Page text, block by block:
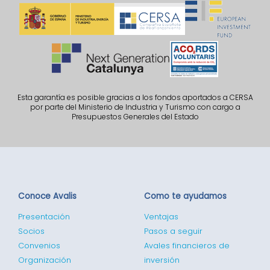
Esta garantía es posible gracias a los fondos aportados a CERSA
por parte del Ministerio de Industria y Turismo con cargo a
Presupuestos Generales del Estado
Conoce Avalis
Presentación
Socios
Convenios
Organización
Como te ayudamos
Ventajas
Pasos a seguir
Avales financieros de
inversión